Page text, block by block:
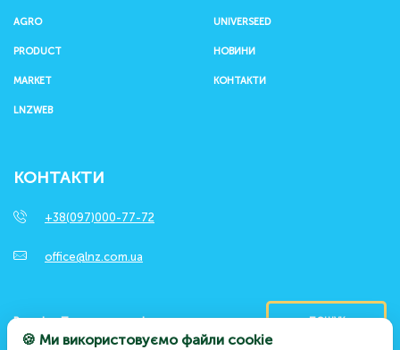
AGRO
PRODUCT
MARKET
UNIVERSEED
НОВИНИ
КОНТАКТИ
LNZWEB
КОНТАКТИ
+38(097)000-77-72
office@lnz.com.ua
ПОШУК
🍪 Ми використовуємо файли cookie